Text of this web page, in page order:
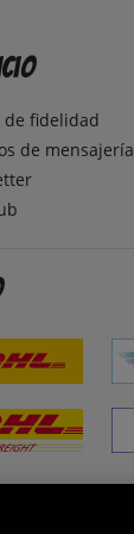
de fidelidad
de mensajería